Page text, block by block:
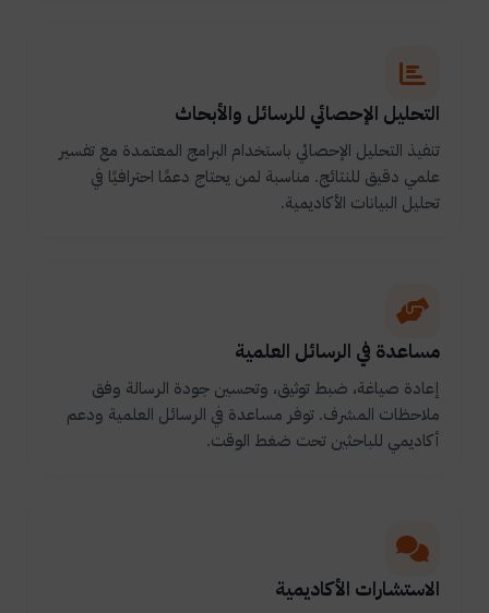
التحليل الإحصائي للرسائل والأبحاث
تنفيذ التحليل الإحصائي باستخدام البرامج المعتمدة مع تفسير
علمي دقيق للنتائج. مناسبة لمن يحتاج دعمًا احترافيًا في
تحليل البيانات الأكاديمية.
مساعدة في الرسائل العلمية
إعادة صياغة، ضبط توثيق، وتحسين جودة الرسالة وفق
ملاحظات المشرف. توفر مساعدة في الرسائل العلمية ودعم
أكاديمي للباحثين تحت ضغط الوقت.
الاستشارات الأكاديمية